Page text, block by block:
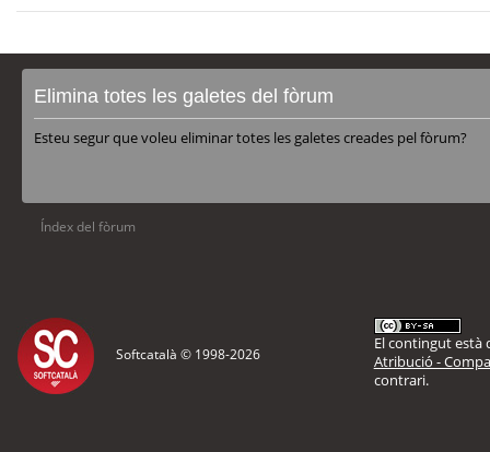
Elimina totes les galetes del fòrum
Esteu segur que voleu eliminar totes les galetes creades pel fòrum?
Índex del fòrum
Softcatalà © 1998-2026
El contingut està
Atribució -
contrari.